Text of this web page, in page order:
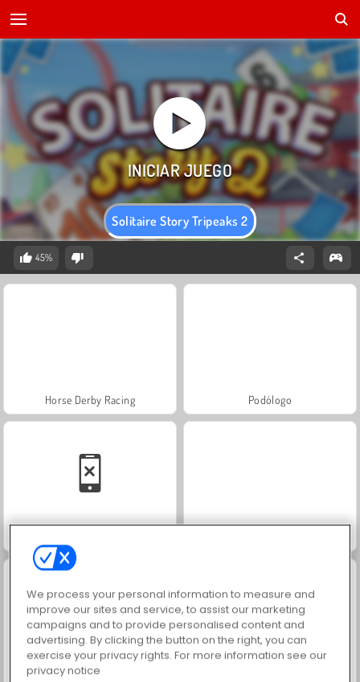
Solitaire Story Tripeaks 2
45%
Horse Derby Racing Podólogo
Jewel Garden Story
We process your personal information to measure and
improve our sites and service, to assist our marketing
campaigns and to provide personalised content and
advertising. By clicking the button on the right, you can
exercise your privacy rights. For more information see our
privacy notice